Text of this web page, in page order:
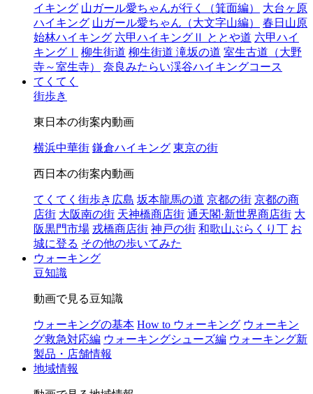
イキング 山ガール愛ちゃんが行く（箕面編）
大台ヶ原
ハイキング 山ガール愛ちゃん（大文字山編）
春日山原
始林ハイキング 六甲ハイキングⅡ ととや道 六甲ハイ
キングⅠ
柳生街道 柳生街道 滝坂の道 室生古道（大野
寺～室生寺）
奈良みたらい渓谷ハイキングコース
てくてく
街歩き
東日本の街案内動画
横浜中華街 鎌倉ハイキング 東京の街
西日本の街案内動画
てくてく街歩き広島 坂本龍馬の道 京都の街 京都の商
店街 大阪南の街 天神橋商店街 通天閣·新世界商店街 大
阪黒門市場 戎橋商店街 神戸の街 和歌山ぶらくり丁 お
城に登る その他の歩いてみた
ウォーキング
豆知識
動画で見る豆知識
ウォーキングの基本 How to ウォーキング ウォーキン
グ救急対応編 ウォーキングシューズ編 ウォーキング新
製品・店舗情報
地域情報